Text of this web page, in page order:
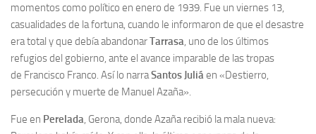
momentos como político en enero de 1939. Fue un viernes 13,
casualidades de la fortuna, cuando le informaron de que el desastre
era total y que debía abandonarTarrasa, uno de los últimos
refugios del gobierno, ante el avance imparable de las tropas
de Francisco Franco. Así lo narraSantos Juliáen «Destierro,
persecución y muerte de Manuel Azaña».
Fue en Perelada, Gerona, donde Azaña recibió la mala nueva: